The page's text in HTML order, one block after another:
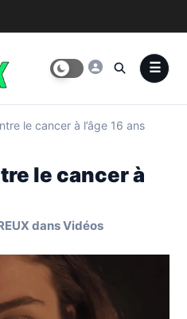
le cancer à l’âge 16 ans
le cancer à
dansVidéos